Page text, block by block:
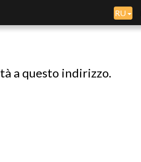
RU
a questo indirizzo.